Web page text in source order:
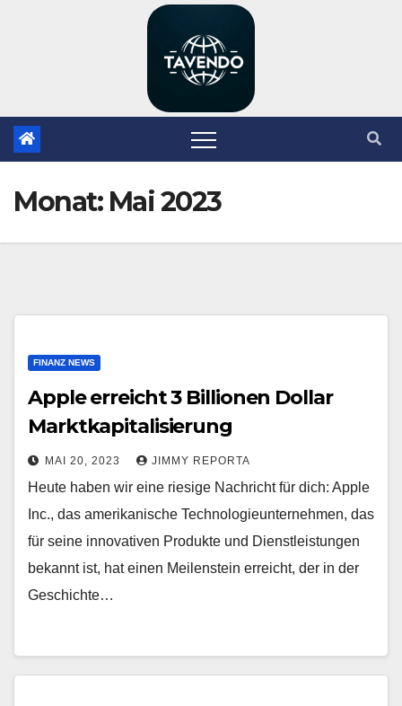
Monat: Mai 2023
FINANZ NEWS
Apple erreicht 3 Billionen Dollar
Marktkapitalisierung
MAI 20, 2023 JIMMY REPORTA
Heute haben wir eine riesige Nachricht für dich: Apple
Inc., das amerikanische Technologieunternehmen, das
für seine innovativen Produkte und Dienstleistungen
bekannt ist, hat einen Meilenstein erreicht, der in der
Geschichte…